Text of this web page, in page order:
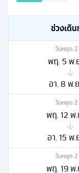
ช่วงเดิ
วันหยุด 2
พฤ. 5 พ.
อา. 8 พ.
วันหยุด 2
พฤ. 12 พ
อา. 15 พ
วันหยุด 2
พฤ. 19 พ